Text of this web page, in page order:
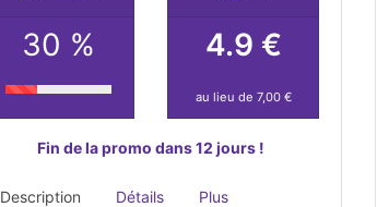
30 % 4.9 €
au lieu de 7,00 €
Fin de la promo dans 12 jours !
Description Détails Plus